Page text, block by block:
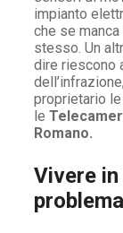
impianto
che se
stesso. Un
dire riescono
proprietario
le
Romano.
Vivere